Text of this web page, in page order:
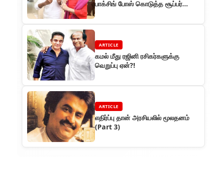
பாக்சிங் போஸ் கொடுத்த சூப்பர்
ARTICLE
கமல் மீது ரஜினி ரசிகர்களுக்கு
வெறுப்பு ஏன்?!
ARTICLE
எதிர்ப்பு தான் அரசியலில் மூலதனம்
(Part 3)